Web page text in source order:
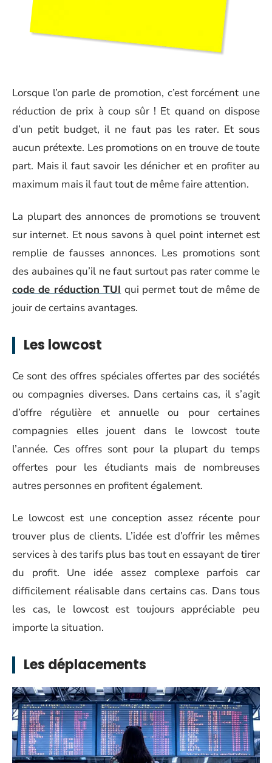
Lorsque l’on parle de promotion, c’est forcément une
réduction de prix à coup sûr ! Et quand on dispose
d’un petit budget, il ne faut pas les rater. Et sous
aucun prétexte. Les promotions on en trouve de toute
part. Mais il faut savoir les dénicher et en profiter au
maximum mais il faut tout de même faire attention.
La plupart des annonces de promotions se trouvent
sur internet. Et nous savons à quel point internet est
remplie de fausses annonces. Les promotions sont
des aubaines qu’il ne faut surtout pas rater comme le
code de réduction TUI qui permet tout de même de
jouir de certains avantages.
Les lowcost
Ce sont des offres spéciales offertes par des sociétés
ou compagnies diverses. Dans certains cas, il s’agit
d’offre régulière et annuelle ou pour certaines
compagnies elles jouent dans le lowcost toute
l’année. Ces offres sont pour la plupart du temps
offertes pour les étudiants mais de nombreuses
autres personnes en profitent également.
Le lowcost est une conception assez récente pour
trouver plus de clients. L’idée est d’offrir les mêmes
services à des tarifs plus bas tout en essayant de tirer
du profit. Une idée assez complexe parfois car
difficilement réalisable dans certains cas. Dans tous
les cas, le lowcost est toujours appréciable peu
importe la situation.
Les déplacements